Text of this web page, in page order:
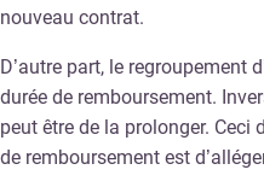
nouveau contrat.
D’autre part, le regroupement
durée de remboursement.
peut être de la prolonger. Ceci
de remboursement est